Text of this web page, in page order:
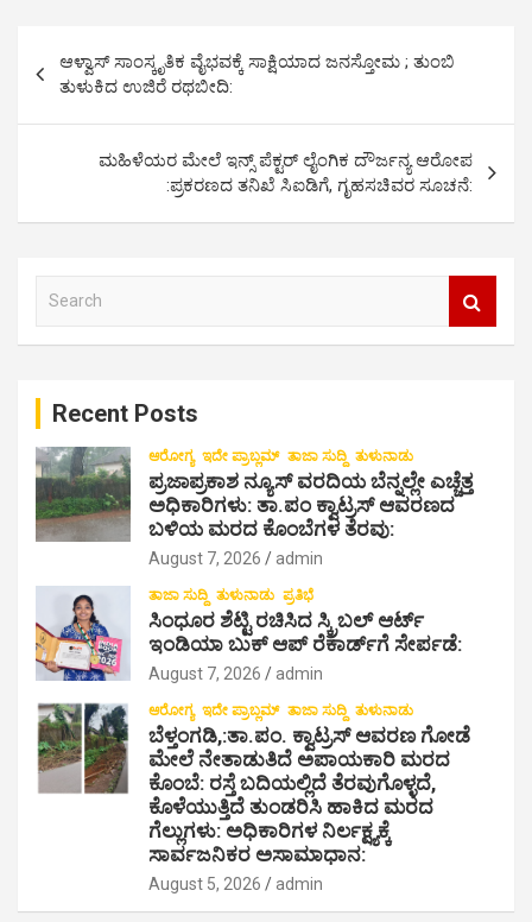
s
a
g
ಆಳ್ವಾಸ್ ಸಾಂಸ್ಕೃತಿಕ ವೈಭವಕ್ಕೆ ಸಾಕ್ಷಿಯಾದ ಜನಸ್ತೋಮ ; ತುಂಬಿ
ತುಳುಕಿದ ಉಜಿರೆ ರಥಬೀದಿ:
ಮಹಿಳೆಯರ ಮೇಲೆ ಇನ್ಸ್ ಪೆಕ್ಟರ್ ಲೈಂಗಿಕ ದೌರ್ಜನ್ಯ ಆರೋಪ
:ಪ್ರಕರಣದ ತನಿಖೆ ಸಿಐಡಿಗೆ, ಗೃಹಸಚಿವರ ಸೂಚನೆ:
Recent Posts
ಆರೋಗ್ಯ ಇದೇ ಪ್ರಾಬ್ಲಮ್ ತಾಜಾ ಸುದ್ದಿ ತುಳುನಾಡು
ಪ್ರಜಾಪ್ರಕಾಶ ನ್ಯೂಸ್ ವರದಿಯ ಬೆನ್ನಲ್ಲೇ ಎಚ್ಚೆತ್ತ
ಅಧಿಕಾರಿಗಳು: ತಾ.ಪಂ ಕ್ವಾಟ್ರಸ್ ಆವರಣದ
ಬಳಿಯ ಮರದ ಕೊಂಬೆಗಳ ತೆರವು:
August 7, 2026 admin
ತಾಜಾ ಸುದ್ದಿ ತುಳುನಾಡು ಪ್ರತಿಭೆ
ಸಿಂಧೂರ ಶೆಟ್ಟಿ ರಚಿಸಿದ ಸ್ಕ್ರಿಬಲ್ ಆರ್ಟ್
ಇಂಡಿಯಾ ಬುಕ್ ಆಪ್ ರೆಕಾರ್ಡ್‌ಗೆ ಸೇರ್ಪಡೆ:
August 7, 2026 admin
ಆರೋಗ್ಯ ಇದೇ ಪ್ರಾಬ್ಲಮ್ ತಾಜಾ ಸುದ್ದಿ ತುಳುನಾಡು
ಬೆಳ್ತಂಗಡಿ,:ತಾ.ಪಂ‌. ಕ್ವಾಟ್ರಸ್ ಆವರಣ ಗೋಡೆ
ಮೇಲೆ ನೇತಾಡುತಿದೆ ಅಪಾಯಕಾರಿ ಮರದ
ಕೊಂಬೆ: ರಸ್ತೆ ಬದಿಯಲ್ಲಿದೆ ತೆರವುಗೊಳ್ಳದೆ,
ಕೊಳೆಯುತ್ತಿದೆ ತುಂಡರಿಸಿ ಹಾಕಿದ ಮರದ
ಗೆಲ್ಲುಗಳು: ಅಧಿಕಾರಿಗಳ ನಿರ್ಲಕ್ಷ್ಯಕ್ಕೆ
ಸಾರ್ವಜನಿಕರ ಅಸಾಮಾಧಾನ:
August 5, 2026 admin